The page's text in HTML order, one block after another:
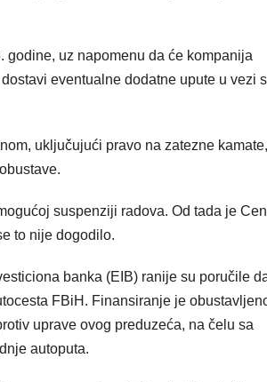
godine, uz napomenu da će kompanija
eventualne dodatne upute u vezi
uključujući pravo na zatezne kamate,
suspenziji radova. Od tada je
to nije dogodilo.
banka (EIB) ranije su poručile
FBiH. Finansiranje je
uprave ovog preduzeća, na čelu sa
autoputa.